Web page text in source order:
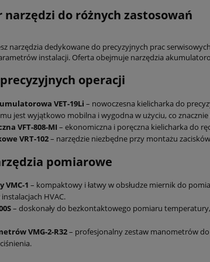
narzędzi do różnych zastosowań
narzędzia dedykowane do precyzyjnych prac
instalacji. Oferta obejmuje narzędzia
operacji
VET-19Li – nowoczesna kielicharka do
jest wyjątkowo mobilna i wygodna w użyciu, co znacznie
VFT-808-MI – ekonomiczna i poręczna kielicharka do
VRT-102– narzędzie niezbędne przy montażu
pomiarowe
VMC-1 – kompaktowy i łatwy w obsłudze miernik do
HVAC.
– doskonały do bezkontaktowego pomiaru
VMG-2-R32– profesjonalny zestaw manometrów